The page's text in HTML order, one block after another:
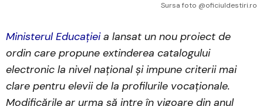
Sursa foto @oficiuldestiri.ro
Ministerul Educațieia lansat un nou proiect de
ordin care propune extinderea catalogului
electronic la nivel național și impune criterii mai
clare pentru elevii de la profilurile vocaționale.
Modificările ar urma să intre în vigoare din anul